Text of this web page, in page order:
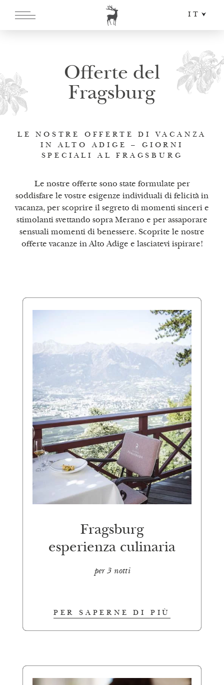
IT
EN
Offerte del
Fragsburg
LE NOSTRE OFFERTE DI VACANZA
IN ALTO ADIGE – GIORNI
SPECIALI AL FRAGSBURG
Le nostre offerte sono state formulate per
soddisfare le vostre esigenze individuali di felicità in
vacanza, per scoprire il segreto di momenti sinceri e
stimolanti svettando sopra Merano e per assaporare
sensuali momenti di benessere. Scoprite le nostre
offerte vacanze in Alto Adige e lasciatevi ispirare!
Fragsburg
esperienza culinaria
per 3 notti
PER SAPERNE DI PIÙ